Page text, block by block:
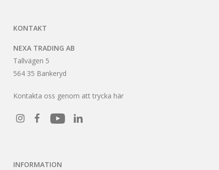
KONTAKT
NEXA TRADING AB
Tallvägen 5
564 35 Bankeryd
Kontakta oss genom att trycka här
INFORMATION